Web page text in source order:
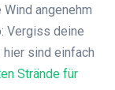
angenehm
Vergiss deine
hier sind einfach
Strände für